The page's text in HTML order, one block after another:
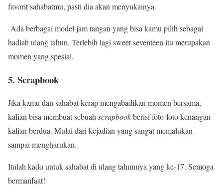
favorit sahabatmu, pasti dia akan menyukainya.
Ada berbagai model jam tangan yang bisa kamu pilih sebagai
hadiah ulang tahun. Terlebih lagi sweet seventeen itu merupakan
momen yang spesial.
5. Scrapbook
Jika kamu dan sahabat kerap mengabadikan momen bersama,
kalian bisa membuat sebuahscrapbookberisi foto-foto kenangan
kalian berdua. Mulai dari kejadian yang sangat memalukan
sampai mengharukan.
Itulahkado untuk sahabatdi ulang tahunnya yang ke-17. Semoga
bermanfaat!